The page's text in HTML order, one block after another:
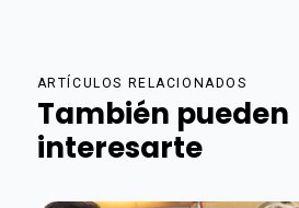
ARTÍCULOS RELACIONADOS
También pueden
interesarte